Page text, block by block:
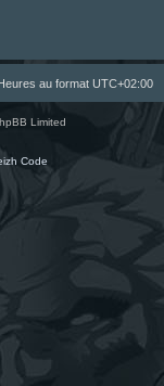
au format UTC+02:00
Limited
Code